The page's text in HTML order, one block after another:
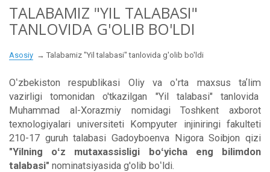
TALABAMIZ "YIL TALABASI"
TANLOVIDA G'OLIB BO'LDI
Asosiy Talabamiz "Yil talabasi" tanlovida g'olib bo'ldi
Oʻzbekiston respublikasi Oliy va oʻrta maxsus taʼlim
vazirligi tomonidan o'tkazilgan "Yil talabasi" tanlovida
Muhammad al-Xorazmiy nomidagi Toshkent axborot
texnologiyalari universiteti Kompyuter injiniringi fakulteti
210-17 guruh talabasi Gadoyboenva Nigora Soibjon qizi
"Yilning oʻz mutaxassisligi boʻyicha eng bilimdon
talabasi" nominatsiyasida g'olib boʻldi.